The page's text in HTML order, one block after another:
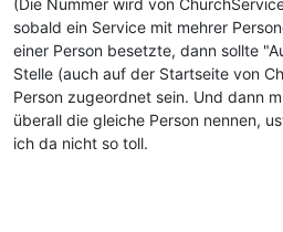
sobald ein Service mit mehrer
einer Person besetzte, dann sollte
Stelle (auch auf der Startseite von
Person zugeordnet sein. Und dann
überall die gleiche Person nennen,
ich da nicht so toll.